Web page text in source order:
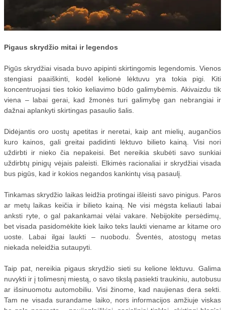
VANDENS FILTRAI
ŠVAROS PREKĖS
KELIONĖS
KOSMETIKA
MEDICINA
SKELBIMAI
STATYBOS DARBAI
LT
VAIRAVIMO MOKYKLOS
STRAIPSNIŲ TALPINIMAS
VALYMO ĮRENGINIAI
BIO BAKTERIJOS
Pigaus skrydžio mitai ir legendos
Pigūs skrydžiai visada buvo apipinti skirtingomis legendomis. Vienos
stengiasi paaiškinti, kodėl kelionė lėktuvu yra tokia pigi. Kiti
koncentruojasi ties tokio keliavimo būdo galimybėmis. Akivaizdu tik
viena – labai gerai, kad žmonės turi galimybę gan nebrangiai ir
dažnai aplankyti skirtingas pasaulio šalis.
Didėjantis oro uostų apetitas ir neretai, kaip ant mielių, augančios
kuro kainos, gali greitai padidinti lėktuvo bilieto kainą. Visi nori
uždirbti ir nieko čia nepakeisi. Bet nereikia skubėti savo sunkiai
uždirbtų pinigų vėjais paleisti. Elkimės racionaliai ir skrydžiai visada
bus pigūs, kad ir kokios negandos kankintų visą pasaulį.
Tinkamas skrydžio laikas leidžia protingai išleisti savo pinigus. Paros
ar metų laikas keičia ir bilieto kainą. Ne visi mėgsta keliauti labai
anksti ryte, o gal pakankamai vėlai vakare. Nebijokite persėdimų,
bet visada pasidomėkite kiek laiko teks laukti viename ar kitame oro
uoste. Labai ilgai laukti – nuobodu. Šventės, atostogų metas
niekada neleidžia sutaupyti.
Taip pat, nereikia pigaus skrydžio sieti su kelione lėktuvu. Galima
nuvykti ir į tolimesnį miestą, o savo tikslą pasiekti traukiniu, autobusu
ar išsinuomotu automobiliu. Visi žinome, kad naujienas dera sekti.
Tam ne visada surandame laiko, nors informacijos amžiuje viskas